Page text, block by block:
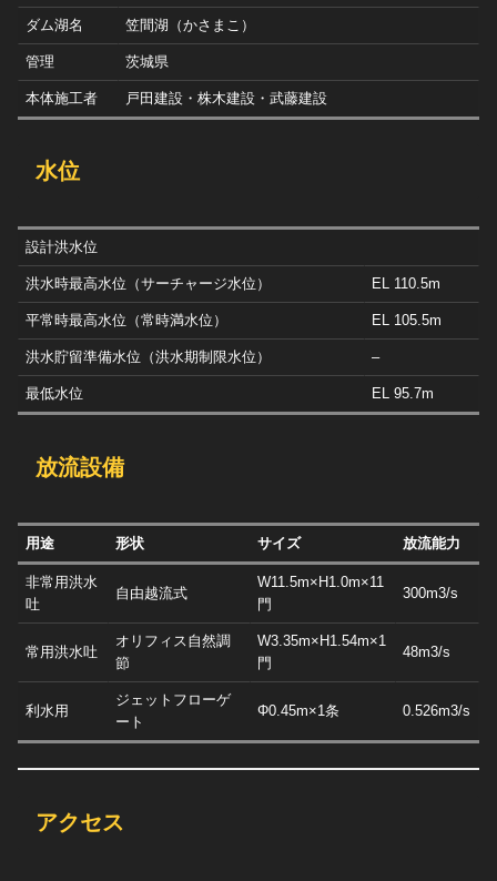
ダム湖名 笠間湖（かさまこ）
管理 茨城県
本体施工者 戸田建設・株木建設・武藤建設
水位
設計洪水位
洪水時最高水位（サーチャージ水位） EL 110.5m
平常時最高水位（常時満水位） EL 105.5m
洪水貯留準備水位（洪水期制限水位） –
最低水位 EL 95.7m
放流設備
用途 形状 サイズ 放流能力
非常用洪水
吐
自由越流式
W11.5m×H1.0m×11
門
300m3/s
常用洪水吐
オリフィス自然調
節
W3.35m×H1.54m×1
門
48m3/s
利水用
ジェットフローゲ
ート
Φ0.45m×1条 0.526m3/s
アクセス